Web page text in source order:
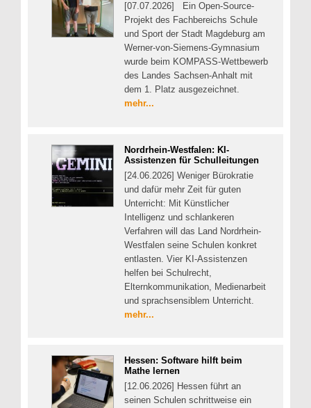
[07.07.2026] Ein Open-Source-
Projekt des Fachbereichs Schule
und Sport der Stadt Magdeburg am
Werner-von-Siemens-Gymnasium
wurde beim KOMPASS-Wettbewerb
des Landes Sachsen-Anhalt mit
dem 1. Platz ausgezeichnet.
mehr...
Nordrhein-Westfalen: KI-
Assistenzen für Schulleitungen
[24.06.2026] Weniger Bürokratie
und dafür mehr Zeit für guten
Unterricht: Mit Künstlicher
Intelligenz und schlankeren
Verfahren will das Land Nordrhein-
Westfalen seine Schulen konkret
entlasten. Vier KI-Assistenzen
helfen bei Schulrecht,
Elternkommunikation, Medienarbeit
und sprachsensiblem Unterricht.
mehr...
Hessen: Software hilft beim
Mathe lernen
[12.06.2026] Hessen führt an
seinen Schulen schrittweise ein